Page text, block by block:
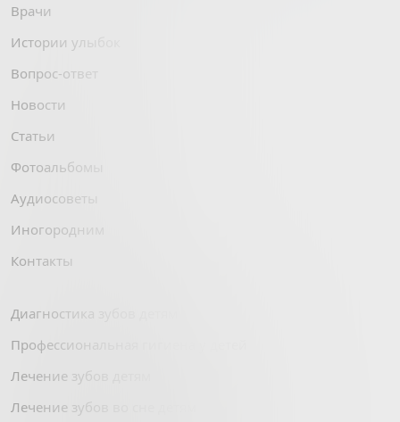
Врачи
Истории улыбок
Вопрос-ответ
Новости
Статьи
Фотоальбомы
Аудиосоветы
Иногородним
Контакты
Диагностика зубов детям
Профессиональная гигиена у детей
Лечение зубов детям
Лечение зубов во сне детям